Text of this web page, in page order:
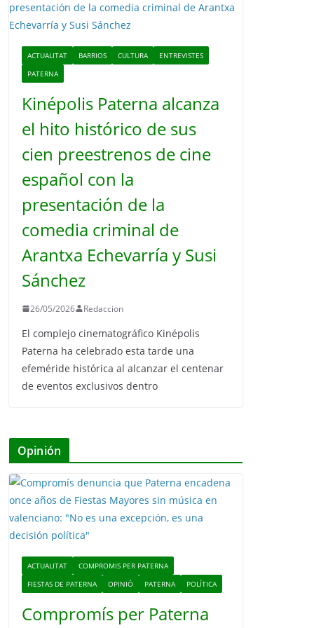
ACTUALITAT BARRIOS CULTURA
ENTREVISTES
PATERNA
Kinépolis Paterna alcanza
el hito histórico de sus
cien preestrenos de cine
español con la
presentación de la
comedia criminal de
Arantxa Echevarría y Susi
Sánchez
26/05/2026 Redaccion
El complejo cinematográfico Kinépolis
Paterna ha celebrado esta tarde una
efeméride histórica al alcanzar el centenar
de eventos exclusivos dentro
Opinión
ACTUALITAT
COMPROMIS PER PATERNA
FIESTAS DE PATERNA
OPINIÓ PATERNA POLÍTICA
Compromís per Paterna